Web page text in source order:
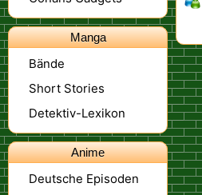
Manga
Bände
Short Stories
Detektiv-Lexikon
Anime
Deutsche Episoden